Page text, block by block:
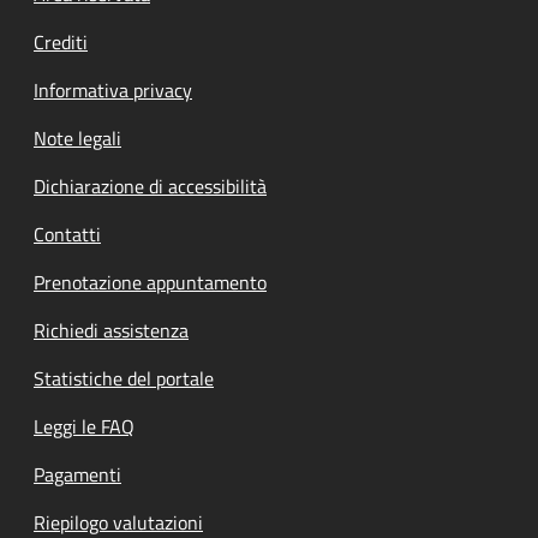
Crediti
Informativa privacy
Note legali
Dichiarazione di accessibilità
Contatti
Prenotazione appuntamento
Richiedi assistenza
Statistiche del portale
Leggi le FAQ
Pagamenti
Riepilogo valutazioni